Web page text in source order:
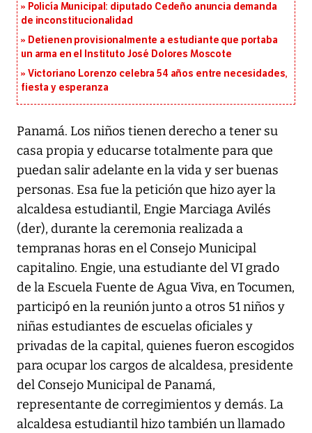
Policía Municipal: diputado Cedeño anuncia demanda
de inconstitucionalidad
Detienen provisionalmente a estudiante que portaba
un arma en el Instituto José Dolores Moscote
Victoriano Lorenzo celebra 54 años entre necesidades,
fiesta y esperanza
Panamá. Los niños tienen derecho a tener su
casa propia y educarse totalmente para que
puedan salir adelante en la vida y ser buenas
personas. Esa fue la petición que hizo ayer la
alcaldesa estudiantil, Engie Marciaga Avilés
(der), durante la ceremonia realizada a
tempranas horas en el Consejo Municipal
capitalino. Engie, una estudiante del VI grado
de la Escuela Fuente de Agua Viva, en Tocumen,
participó en la reunión junto a otros 51 niños y
niñas estudiantes de escuelas oficiales y
privadas de la capital, quienes fueron escogidos
para ocupar los cargos de alcaldesa, presidente
del Consejo Municipal de Panamá,
representante de corregimientos y demás. La
alcaldesa estudiantil hizo también un llamado